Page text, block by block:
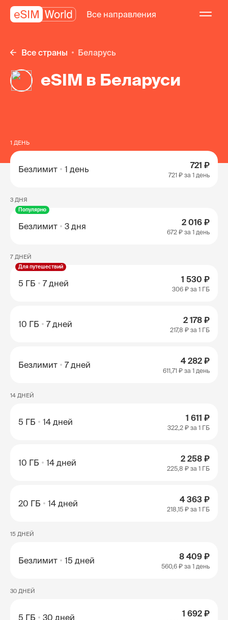
Все направления
Все страны Беларусь
eSIM в Беларуси
1 ДЕНЬ
Безлимит 1 день 721 ₽
721 ₽ за 1 день
3 ДНЯ
Популярно
Безлимит 3 дня 2 016 ₽
672 ₽ за 1 день
7 ДНЕЙ
Для путешествий
5 ГБ 7 дней 1 530 ₽
306 ₽ за 1 ГБ
10 ГБ 7 дней 2 178 ₽
217,8 ₽ за 1 ГБ
Безлимит 7 дней 4 282 ₽
611,71 ₽ за 1 день
14 ДНЕЙ
5 ГБ 14 дней 1 611 ₽
322,2 ₽ за 1 ГБ
10 ГБ 14 дней 2 258 ₽
225,8 ₽ за 1 ГБ
20 ГБ 14 дней 4 363 ₽
218,15 ₽ за 1 ГБ
15 ДНЕЙ
Безлимит 15 дней 8 409 ₽
560,6 ₽ за 1 день
30 ДНЕЙ
5 ГБ 30 дней 1 692 ₽